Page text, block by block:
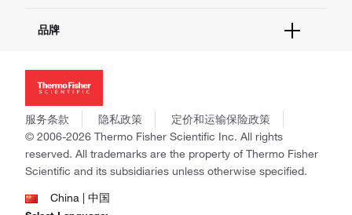
社交媒体
招聘
新闻
社会责任
商标
政策和通知
品牌
Applied Biosystems
Invitrogen
Gibco
Ion Torrent
Unity Lab Services
Patheon
PPD
服务条款 隐私政策
定价和运输保险政策
© 2006-2026 Thermo Fisher Scientific Inc. All rights
reserved. All trademarks are the property of Thermo Fisher
Scientific and its subsidiaries unless otherwise specified.
China | 中国